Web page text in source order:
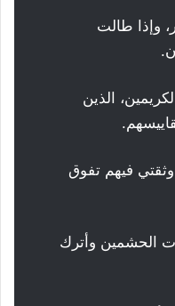
وإذا طالت
الذين
فيهم تفوق
الحشمين وأترك